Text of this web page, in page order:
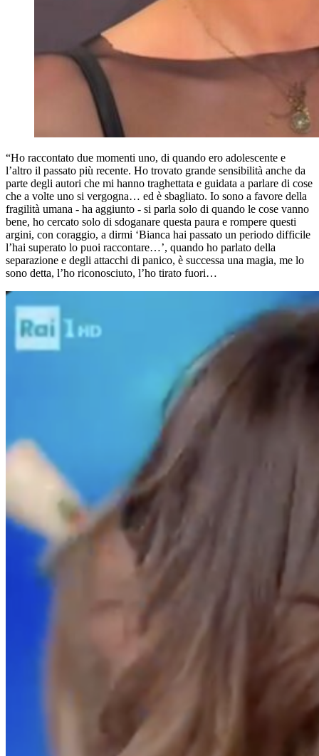
“Ho raccontato due momenti uno, di quando ero adolescente e
l’altro il passato più recente. Ho trovato grande sensibilità anche da
parte degli autori che mi hanno traghettata e guidata a parlare di cose
che a volte uno si vergogna… ed è sbagliato. Io sono a favore della
fragilità umana - ha aggiunto - si parla solo di quando le cose vanno
bene, ho cercato solo di sdoganare questa paura e rompere questi
argini, con coraggio, a dirmi ‘Bianca hai passato un periodo difficile
l’hai superato lo puoi raccontare…’, quando ho parlato della
separazione e degli attacchi di panico, è successa una magia, me lo
sono detta, l’ho riconosciuto, l’ho tirato fuori…